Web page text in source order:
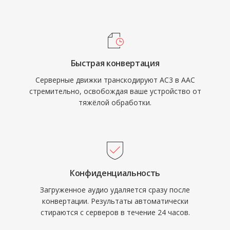
частот дискретизации от 8 кГц до 96 кГц и
задач, от голосовых вызовов до объёмного
звучания. Третье — широкое внедрение
компанией Apple и другими
производителями гарантирует, что
воспроизводит AAC без дополнительных
Быстрая конвертация
Серверные движки транскодируют AC3 в AAC
стремительно, освобождая ваше устройство от
тяжёлой обработки.
Конфиденциальность
Загруженное аудио удаляется сразу после
конвертации. Результаты автоматически
стираются с серверов в течение 24 часов.